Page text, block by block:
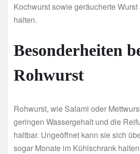
Kochwurst sowie geräucherte
halten.
Besonderheiten
Rohwurst
Rohwurst, wie Salami oder
geringen Wassergehalt und die
haltbar. Ungeöffnet kann sie sich
sogar Monate im Kühlschrank